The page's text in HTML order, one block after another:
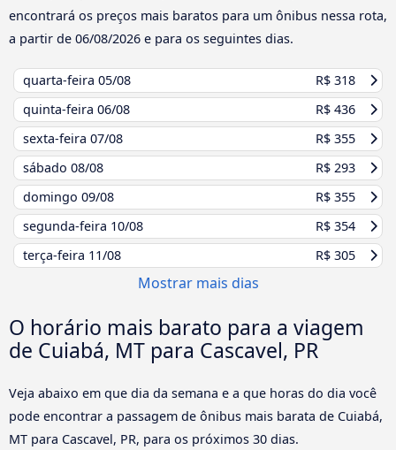
encontrará os preços mais baratos para um ônibus nessa rota,
a partir de 06/08/2026 e para os seguintes dias.
quarta-feira 05/08
R$ 318
quinta-feira 06/08
R$ 436
sexta-feira 07/08
R$ 355
sábado 08/08
R$ 293
domingo 09/08
R$ 355
segunda-feira 10/08
R$ 354
terça-feira 11/08 R$ 305
Mostrar mais dias
O horário mais barato para a viagem
de Cuiabá, MT para Cascavel, PR
Veja abaixo em que dia da semana e a que horas do dia você
pode encontrar a passagem de ônibus mais barata de Cuiabá,
MT para Cascavel, PR, para os próximos 30 dias.